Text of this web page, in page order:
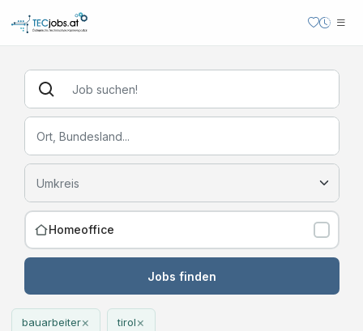
Homeoffice
Jobs finden
bauarbeiter× tirol×